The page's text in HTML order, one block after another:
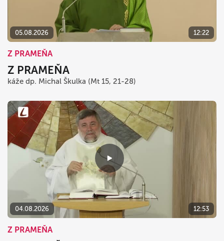
05.08.2026 12:22
Z PRAMEŇA
Z PRAMEŇA
káže dp. Michal Škulka (Mt 15, 21-28)
04.08.2026 12:53
Z PRAMEŇA